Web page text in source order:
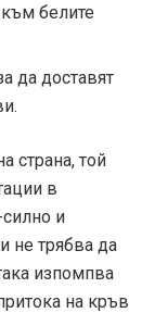
белите
да доставят
страна, той
в
и
не трябва да
изпомпва
на кръв